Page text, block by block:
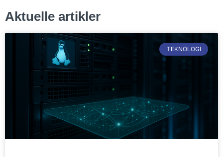
Aktuelle artikler
TEKNOLOGI